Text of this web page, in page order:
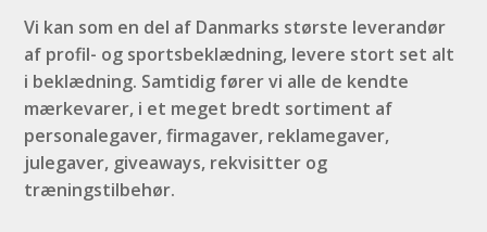
Vi kan som en del af Danmarks største leverandør
af profil- og sportsbeklædning, levere stort set alt
i beklædning. Samtidig fører vi alle de kendte
mærkevarer, i et meget bredt sortiment af
personalegaver, firmagaver, reklamegaver,
julegaver, giveaways, rekvisitter og
træningstilbehør.